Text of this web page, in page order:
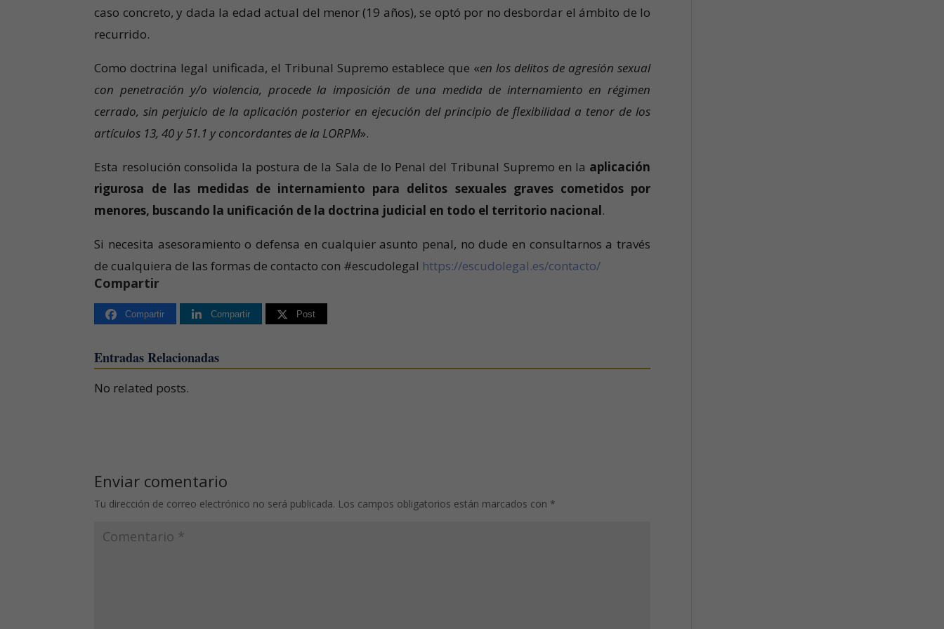
caso concreto, y dada la edad actual del menor (19 años), se optó por no desbordar el ámbito de lo
recurrido.
Como doctrina legal unificada, el Tribunal Supremo establece que «en los delitos de agresión sexual
con penetración y/o violencia, procede la imposición de una medida de internamiento en régimen
cerrado, sin perjuicio de la aplicación posterior en ejecución del principio de flexibilidad a tenor de los
artículos 13, 40 y 51.1 y concordantes de la LORPM».
Esta resolución consolida la postura de la Sala de lo Penal del Tribunal Supremo en la aplicación
rigurosa de las medidas de internamiento para delitos sexuales graves cometidos por
menores, buscando la unificación de la doctrina judicial en todo el territorio nacional.
Si necesita asesoramiento o defensa en cualquier asunto penal, no dude en consultarnos a través
de cualquiera de las formas de contacto con #escudolegal https://escudolegal.es/contacto/
Compartir
Compartir Compartir Post
Entradas Relacionadas
No related posts.
Enviar comentario
Tu dirección de correo electrónico no será publicada. Los campos obligatorios están marcados con *